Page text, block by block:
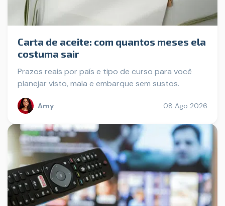
Carta de aceite: com quantos meses ela
costuma sair
Prazos reais por país e tipo de curso para você
planejar visto, mala e embarque sem sustos.
Amy 08 Ago 2026